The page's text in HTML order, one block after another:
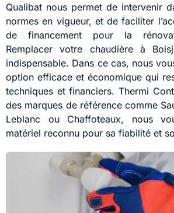
Qualibat nous permet de intervenir
normes en vigueur, et de faciliter
de financement pour la
Remplacer votre chaudière à
indispensable. Dans ce cas, nous
option efficace et économique qui
techniques et financiers. Thermi
des marques de référence comme
Leblanc ou Chaffoteaux, nous
matériel reconnu pour sa fiabilité et